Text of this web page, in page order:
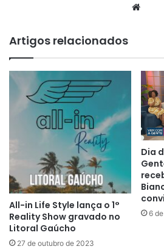
Artigos relacionados
All-in Life Style lança o 1°
Reality Show gravado no
Litoral Gaúcho
27 de outubro de 2023
Dia
6